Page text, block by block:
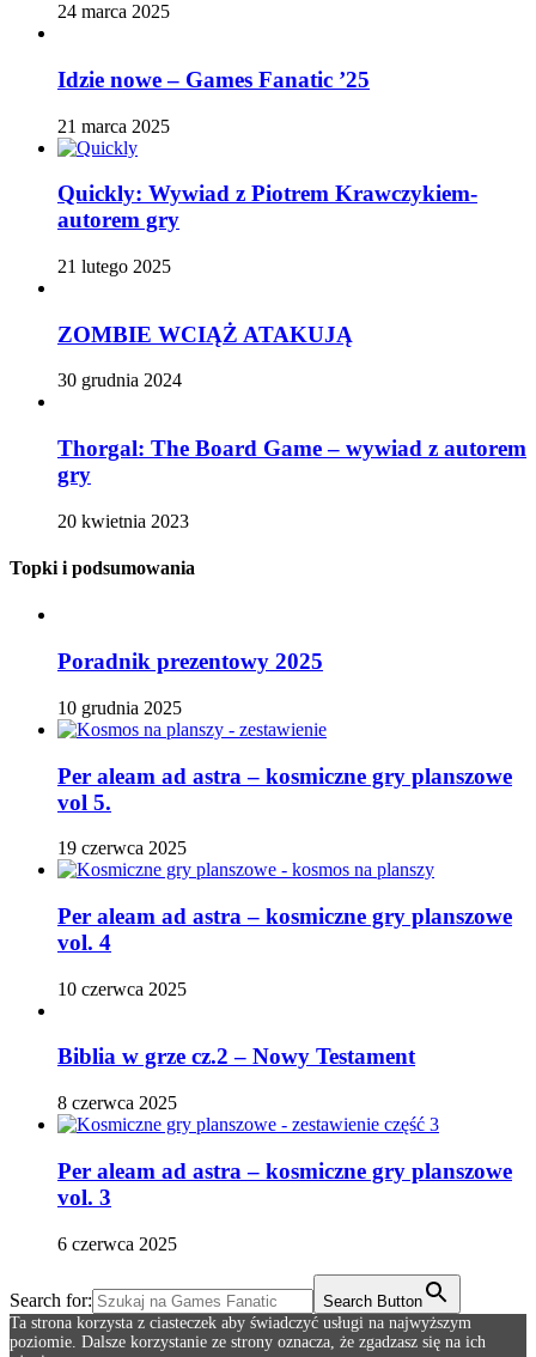
24 marca 2025
Idzie nowe – Games Fanatic ’25
21 marca 2025
Quickly: Wywiad z Piotrem Krawczykiem-
autorem gry
21 lutego 2025
ZOMBIE WCIĄŻ ATAKUJĄ
30 grudnia 2024
Thorgal: The Board Game – wywiad z autorem
gry
20 kwietnia 2023
Topki i podsumowania
Poradnik prezentowy 2025
10 grudnia 2025
Per aleam ad astra – kosmiczne gry planszowe
vol 5.
19 czerwca 2025
Per aleam ad astra – kosmiczne gry planszowe
vol. 4
10 czerwca 2025
Biblia w grze cz.2 – Nowy Testament
8 czerwca 2025
Per aleam ad astra – kosmiczne gry planszowe
vol. 3
6 czerwca 2025
Search for:
Search Button
Ta strona korzysta z ciasteczek aby świadczyć usługi na najwyższym
poziomie. Dalsze korzystanie ze strony oznacza, że zgadzasz się na ich